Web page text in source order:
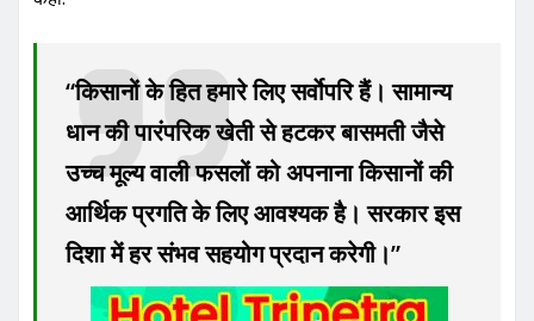
“किसानों के हित हमारे लिए सर्वाेपरि हैं। सामान्य
धान की पारंपरिक खेती से हटकर बासमती जैसे
उच्च मूल्य वाली फसलों को अपनाना किसानों की
आर्थिक प्रगति के लिए आवश्यक है। सरकार इस
दिशा में हर संभव सहयोग प्रदान करेगी।”